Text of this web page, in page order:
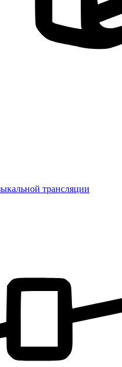
трансляции